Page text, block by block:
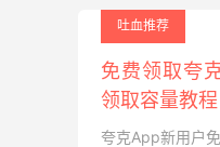
吐血推荐
免费领取夸
领取容量教程
夸克App新用户